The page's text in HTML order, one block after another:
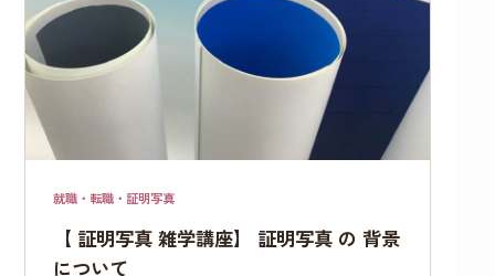
就職・転職・証明写真
【 証明写真 雑学講座】 証明写真 の 背景
について